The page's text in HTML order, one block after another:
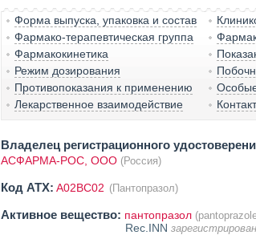
Форма выпуска, упаковка и состав
Фармако-терапевтическая группа
Фармакокинетика
Режим дозирования
Противопоказания к применению
Лекарственное взаимодействие
Владелец регистрационного
АСФАРМА-РОС, ООО (Россия)
Код ATX: A02BC02 (Пантопразол)
Активное вещество: пантопразол
Rec.INN